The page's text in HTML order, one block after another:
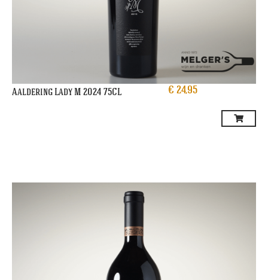
Aaldering Lady M 2024 75CL € 24,95